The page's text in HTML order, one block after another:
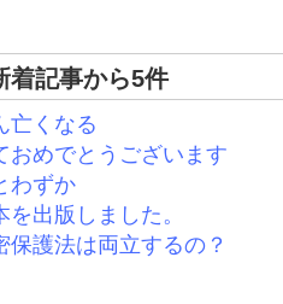
着記事から5件
亡くなる
おめでとうございます
わずか
を出版しました。
保護法は両立するの？